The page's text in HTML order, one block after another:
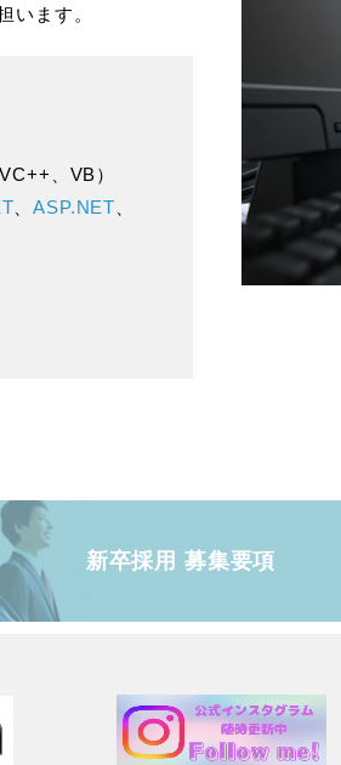
います。
VC++ VB）
、ASP.NET
新卒採用 募集要項